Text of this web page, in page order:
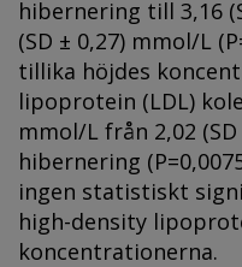
hibernering till 3,16
(SD ± 0,27) mmol/L
tillika höjdes
lipoprotein (LDL)
mmol/L från 2,02
hibernering
ingen statistiskt
high-density
koncentrationerna.